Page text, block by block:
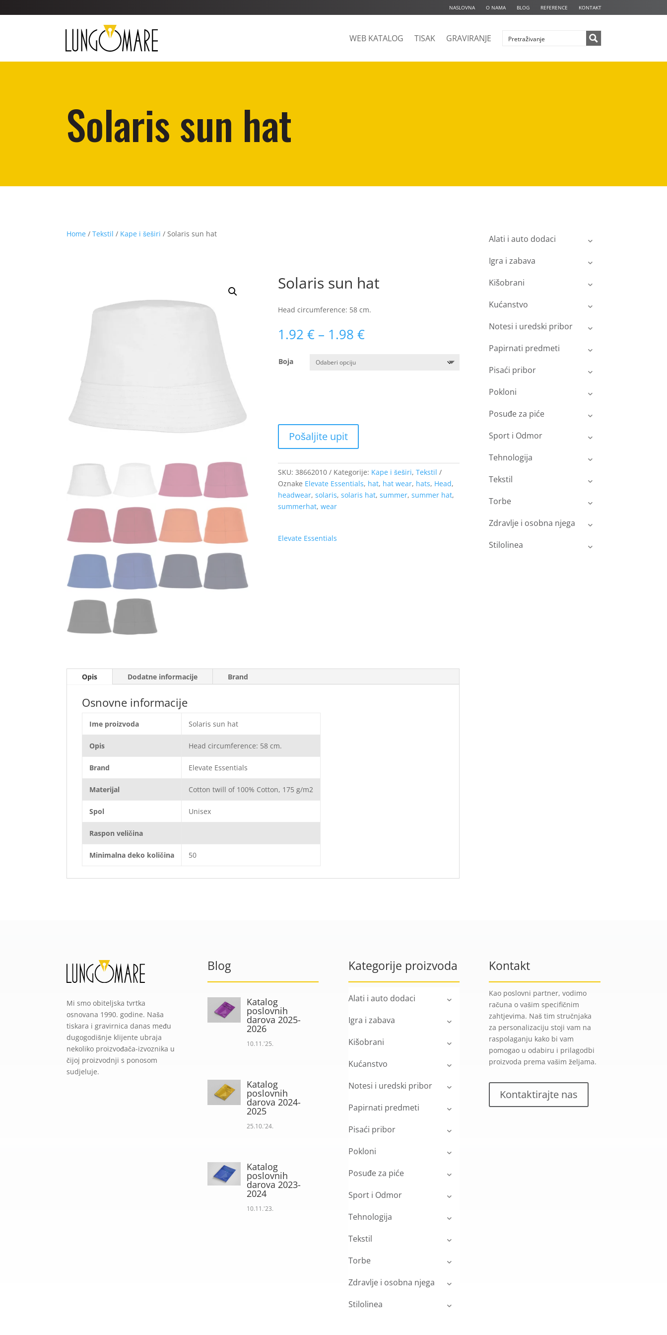
NASLOVNA O NAMA BLOG REFERENCE KONTAKT
WEB KATALOG TISAK GRAVIRANJE
Solaris sun hat
Home /Tekstil / Kape i šeširi / Solaris sun hat
Solaris sun hat
Head circumference: 58 cm.
1.92 € – 1.98 €Raspon
cijena:
Boja
SKU: 38662010 Kategorije: Kape i šeširi, Tekstil
Oznake Elevate Essentials, hat, hat wear, hats, Head,
headwear, solaris, solaris hat, summer, summer hat,
summerhat, wear
Elevate Essentials
Opis Dodatne informacije Brand
Osnovne informacije
Ime proizvoda Solaris sun hat
Opis Head circumference: 58 cm.
Brand Elevate Essentials
Materijal Cotton twill of 100% Cotton, 175 g/m2
Spol Unisex
Raspon veličina
Minimalna deko količina 50
Alati i auto dodaci
Igra i zabava
Kišobrani
Kućanstvo
Notesi i uredski pribor
Papirnati predmeti
Pisaći pribor
Pokloni
Posuđe za piće
Sport i Odmor
Tehnologija
Tekstil
Torbe
Zdravlje i osobna njega
Stilolinea
Mi smo obiteljska tvrtka
osnovana 1990. godine. Naša
tiskara i gravirnica danas među
dugogodišnje klijente ubraja
nekoliko proizvođača-izvoznika u
čijoj proizvodnji s ponosom
sudjeluje.
Blog
Katalog
poslovnih
darova 2025-
2026
10.11.'25.
Katalog
poslovnih
darova 2024-
2025
25.10.'24.
Katalog
poslovnih
darova 2023-
2024
10.11.'23.
Kategorije proizvoda
Alati i auto dodaci
Igra i zabava
Kišobrani
Kućanstvo
Notesi i uredski pribor
Papirnati predmeti
Pisaći pribor
Pokloni
Posuđe za piće
Sport i Odmor
Tehnologija
Tekstil
Torbe
Zdravlje i osobna njega
Stilolinea
Kontakt
Kao poslovni partner, vodimo
računa o vašim specifičnim
zahtjevima. Naš tim stručnjaka
za personalizaciju stoji vam na
raspolaganju kako bi vam
pomogao u odabiru i prilagodbi
proizvoda prema vašim željama.
Kontaktirajte nas